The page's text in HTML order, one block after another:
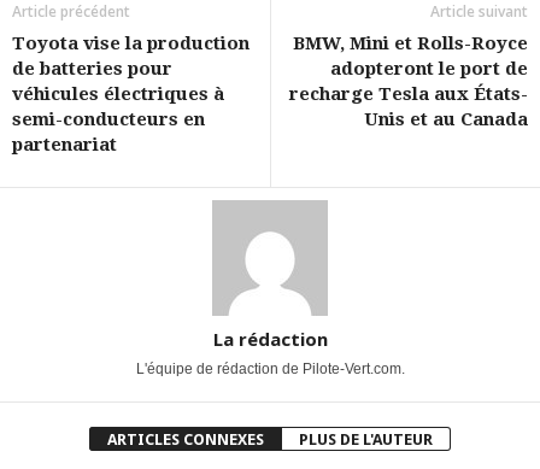
Article précédent
Toyota vise la production
de batteries pour
véhicules électriques à
semi-conducteurs en
partenariat
Article suivant
BMW, Mini et Rolls-Royce
adopteront le port de
recharge Tesla aux États-
Unis et au Canada
La rédaction
L'équipe de rédaction de Pilote-Vert.com.
ARTICLES CONNEXES PLUS DE L'AUTEUR